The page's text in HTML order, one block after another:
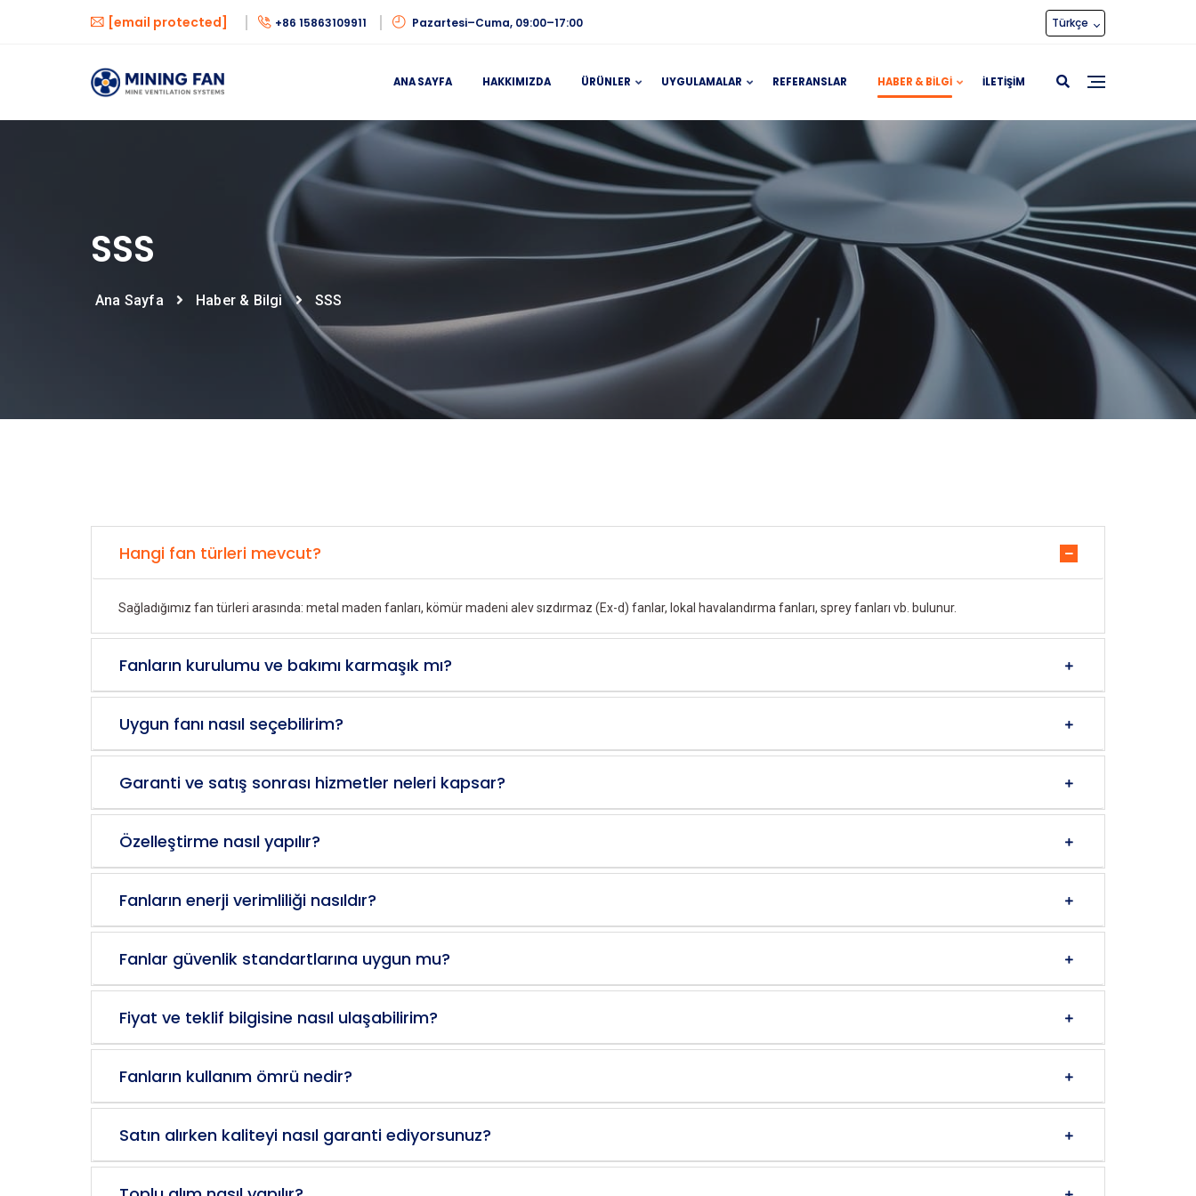
[email protected] +86 15863109911 Pazartesi–Cuma, 09:00–17:00 Türkçe
ANA SAYFA HAKKIMIZDA ÜRÜNLER UYGULAMALAR REFERANSLAR HABER & BILGI İLETIŞIM
SSS
Ana Sayfa Haber & Bilgi SSS
Hangi fan türleri mevcut?
Sağladığımız fan türleri arasında: metal maden fanları, kömür madeni alev sızdırmaz (Ex-d) fanlar, lokal havalandırma fanları, sprey fanları vb. bulunur.
Fanların kurulumu ve bakımı karmaşık mı?
Uygun fanı nasıl seçebilirim?
Garanti ve satış sonrası hizmetler neleri kapsar?
Özelleştirme nasıl yapılır?
Fanların enerji verimliliği nasıldır?
Fanlar güvenlik standartlarına uygun mu?
Fiyat ve teklif bilgisine nasıl ulaşabilirim?
Fanların kullanım ömrü nedir?
Satın alırken kaliteyi nasıl garanti ediyorsunuz?